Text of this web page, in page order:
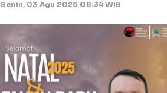
Senin, 03 Agu 2026 08:34 WIB